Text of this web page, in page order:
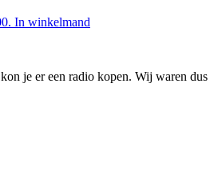
In winkelmand
je er een radio kopen. Wij waren